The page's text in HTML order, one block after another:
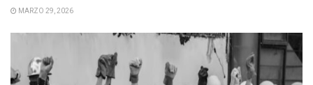
MARZO 29, 2026